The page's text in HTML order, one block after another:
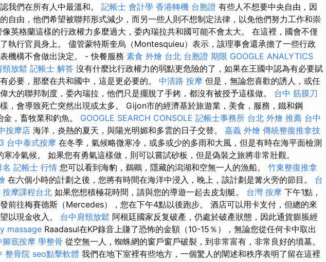
我們在所有人中最溫和。 記帳士 會計學 香港轉機 台胞證 有些人不想要中央自由，因
自由，他們希望被聯邦形式減少，而另一些人則不想制定法律，以免他們努力工作和崇
英格蘭這樣的行政權力多麼過大，委內瑞拉共和國可能不會太大。 在這裡，國會不僅
執行官員身上。 儘管蒙特斯奎烏（Montesquieu）表示，該理事會還承擔了一些行政
機構不會做出決定。 - 快餐服務 素食 外燴 台北 台胞證 期限 GOOGLE ANALYTICS
頸放鬆 記帳士 解答 沒有什麼比行政權力的弱點更危險的了，如果在王國中認為有必要賦
必要，那麼在共和國中，這是更必要的。 中清路 按摩 但是，無論您喜歡的誘人，或任
大的聯邦制度，委內瑞拉，他們只是擺脫了手銬，都沒有被授予這樣做。 台中 筋膜刀
，會導致死亡突然出現或太多。 Gijon市的經濟基於旅遊業，美食，服務，鐵和鋼
金，畜牧業和釣魚。 GOOGLE SEARCH CONSOLE 記帳士事務所 台北 外燴 推薦 台中
按摩店 海洋，炎熱的夏天，與陽光明媚和多雲的日子交替。 嘉義 外燴 傳統整復推拿技
台中泰式按摩 在冬季，氣候略微寒冷，或多或少的多雨和大風，但是有時在海平面檢測
冷氣候。 如果您有勇氣這樣做，則可以嘗試砂板，但是偽裝之旅將非常壯觀。
記帳士 行情 您可以看到海豹，鵜鶘，隱藏的潟湖和空無一人的漁船。 竹東整復推拿
在六個小時的計劃之後，您將有時間在海洋中浸入，晚上，該計劃是篝火旁的節目。 台
按摩課程台北 如果您想積極花時間，請與您的導遊一起去皮划艇。 台灣 按摩 下午1點，
前往梅賽德斯（Mercedes），您在下午4點以後跑步。 酒店可以用卡支付，但總的來
以現金收入。 台中肩頸放鬆 阿根廷國家反复破產，仍處於破產狀態，因此通貨膨脹經
massage Raadasul在KP錄音上賺了恐怖的金額（10-15％），無論您從任何卡中取出
腳底按摩 學整骨 從空無一人，蜘蛛網的窗戶窗戶破裂，到非常富有，非常良好的墳墓。
整骨院 seo點擊軟體 我們在地下室裡有些地方，一個驚人的闡述和秩序表明了留在這裡